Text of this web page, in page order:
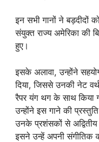
इन सभी गानों ने बड़दीदों
संयुक्त राज्य अमेरिका की
हुए।
इसके अलावा, उन्होंने
दिया, जिससे उनकी नेट
रैपर यंग थग के साथ किया
उन्होंने इस गाने की
उनके प्रशंसकों से अद्वितीय
इसने उन्हें अपनी संगीतिक